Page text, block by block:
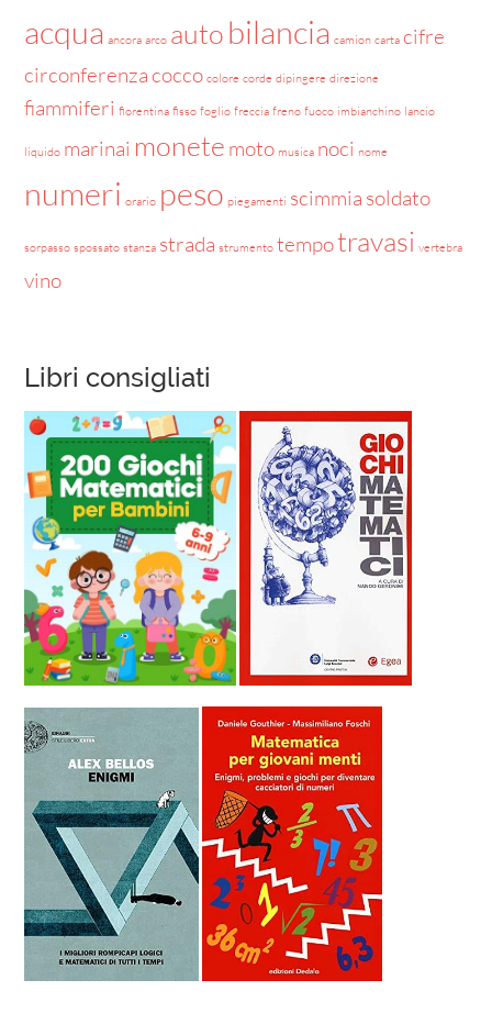
acqua ancora arco autobilancia camion carta cifre
circonferenzacocco colore corde dipingere direzione
fiammiferi fiorentina fisso foglio freccia freno fuoco imbianchino lancio
liquido marinai monete moto musica noci nome
numeri orario peso piegamenti scimmia soldato
sorpasso spossato stanza strada strumento tempotravasi vertebra
vino
Libri consigliati